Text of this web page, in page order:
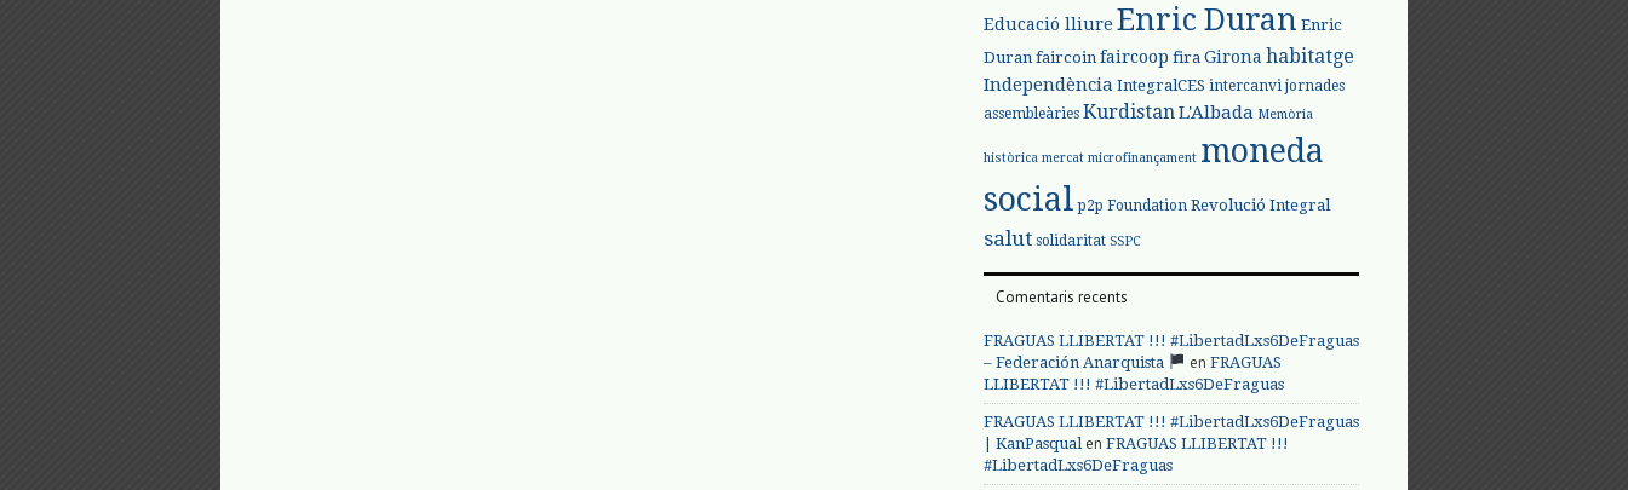
Educació lliure Enric Duran Enric
Duran faircoin faircoop fira Girona habitatge
Independència IntegralCES intercanvi jornades
assembleàries Kurdistan L'Albada Memòria
històrica mercat microfinançament moneda
social p2p Foundation Revolució Integral
salut solidaritat SSPC
Comentaris recents
FRAGUAS LLIBERTAT !!! #LibertadLxs6DeFraguas
– Federación Anarquista
en FRAGUAS
LLIBERTAT !!! #LibertadLxs6DeFraguas
FRAGUAS LLIBERTAT !!! #LibertadLxs6DeFraguas
| KanPasqualen FRAGUAS LLIBERTAT !!!
#LibertadLxs6DeFraguas